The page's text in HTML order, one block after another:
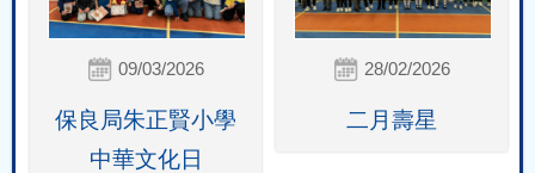
09/03/2026
保良局朱正賢小學
中華文化日
28/02/2026
二月壽星